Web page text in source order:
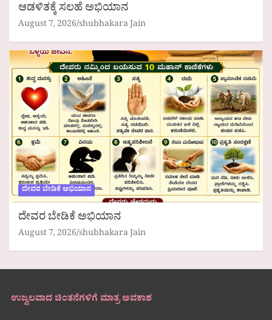
ಆಡಳಿತಕ್ಕೆ ಸಲಹೆ ಅಭಿಯಾನ
August 7, 2026 shubhakara Jain
ದೇವರ ಬೇಡಿಕೆ ಅಭಿಯಾನ
ದೇವರ ಬೇಡಿಕೆ ಅಭಿಯಾನ
August 7, 2026 shubhakara Jain
ಉಜ್ವಲವಾದ ಚಿಂತನೆಗಳಿಗೆ ಮಾತ್ರ ಅವಕಾಶ